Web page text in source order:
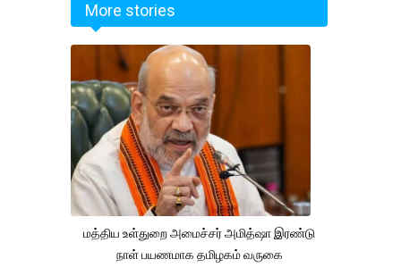
More stories
மத்திய உள்துறை அமைச்சர் அமித்ஷா இரண்டு
நாள் பயணமாக தமிழகம் வருகை